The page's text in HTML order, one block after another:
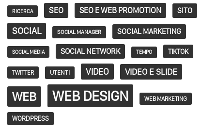
RICERCA SEO SEO E WEB PROMOTION SITO
SOCIAL SOCIAL MANAGER SOCIAL MARKETING
SOCIAL MEDIA SOCIAL NETWORK TEMPO TIKTOK
TWITTER UTENTI VIDEO VIDEO E SLIDE
WEB WEB DESIGN WEB MARKETING
WORDPRESS